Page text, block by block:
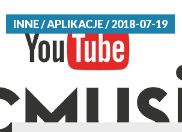
INNE / APLIKACJE / 2018-07-19